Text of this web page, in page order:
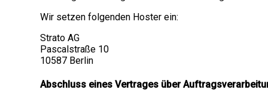
Wir setzen folgenden Hoster ein:
Strato AG
Pascalstraße 10
10587 Berlin
Abschluss eines Vertrages über